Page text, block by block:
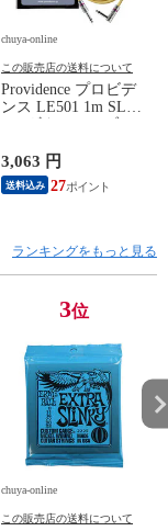
chuya-online
この販売店の送料について
Providence プロビデ
ンス LE501 1m SL
3,063 円
送料込み 27
ランキングをもっと見る
3位
chuya-online
この販売店の送料について